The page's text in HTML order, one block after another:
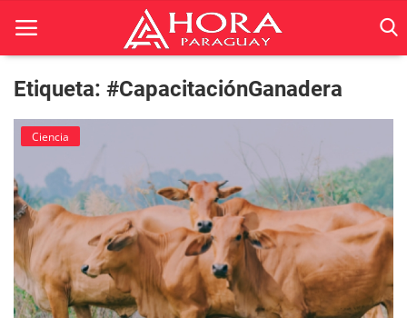
Inicio
ACTUALIDAD
BELLEZA
Ciencia
Deportes
Etiqueta: #CapacitaciónGanadera
Ciencia